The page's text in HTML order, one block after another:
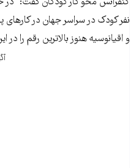
نفر کودک در سراسر جهان در
و اقیانوسیه هنوز بالاترین رقم را در